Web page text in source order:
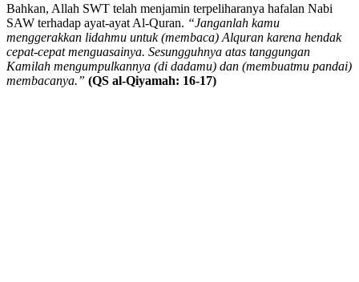
Bahkan, Allah SWT telah menjamin terpeliharanya hafalan Nabi
SAW terhadap ayat-ayat Al-Quran. “Janganlah kamu
menggerakkan lidahmu untuk (membaca) Alquran karena hendak
cepat-cepat menguasainya. Sesungguhnya atas tanggungan
Kamilah mengumpulkannya (di dadamu) dan (membuatmu pandai)
membacanya.” (QS al-Qiyamah: 16-17)